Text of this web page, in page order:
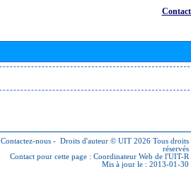
Contactez-nous - Droits d'auteur © UIT 2026 Tous droits
réservés
Contact pour cette page : Coordinateur Web de l'UIT-R
Mis à jour le : 2013-01-30